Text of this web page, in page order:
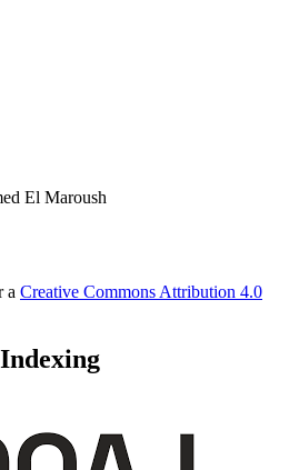
El Maroush
a Creative Commons Attribution 4.0